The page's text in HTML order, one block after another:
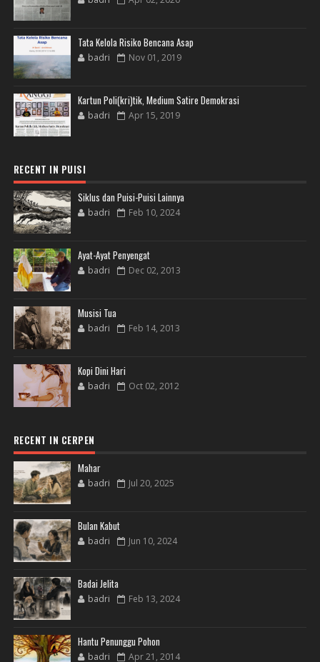
Tata Kelola Risiko Bencana Asap
badri Nov 01, 2019
Kartun Poli(kri)tik, Medium Satire Demokrasi
badri Apr 15, 2019
RECENT IN PUISI
Siklus dan Puisi-Puisi Lainnya
badri Feb 10, 2024
Ayat-Ayat Penyengat
badri Dec 02, 2013
Musisi Tua
badri Feb 14, 2013
Kopi Dini Hari
badri Oct 02, 2012
RECENT IN CERPEN
Mahar
badri Jul 20, 2025
Bulan Kabut
badri Jun 10, 2024
Badai Jelita
badri Feb 13, 2024
Hantu Penunggu Pohon
badri Apr 21, 2014